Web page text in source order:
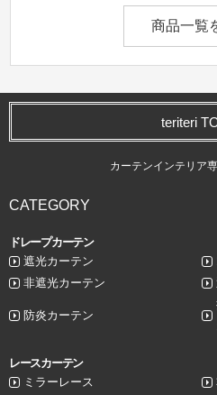
商品一覧
teriteri
カーテンインテリア
CATEGORY
ドレープカーテン
遮光カーテン
非遮光カーテン
防炎カーテン
レースカーテン
ミラーレース